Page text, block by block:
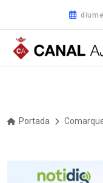
Portada